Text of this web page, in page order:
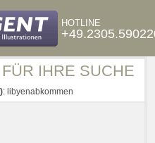
HOTLINE
IHRE SUCHE
: libyenabkommen